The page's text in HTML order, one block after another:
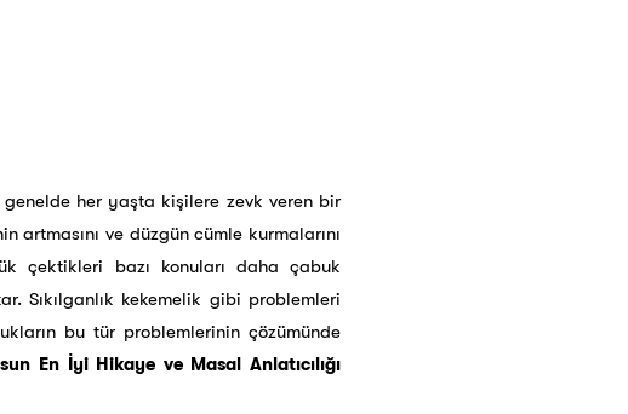
her yaşta kişilere zevk veren bir
artmasını ve düzgün cümle kurmalarını
çektikleri bazı konuları daha çabuk
Sıkılganlık kekemelik gibi problemleri
bu tür problemlerinin çözümünde
En İyi Hikaye ve Masal Anlatıcılığı